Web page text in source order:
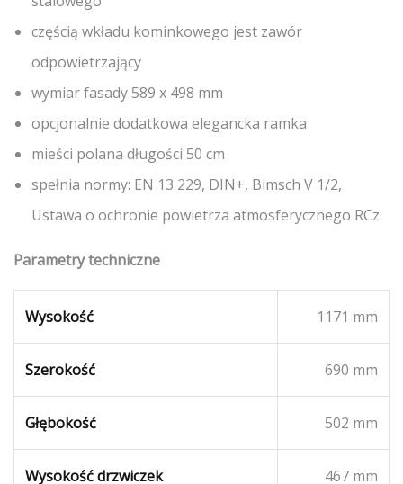
częścią wkładu kominkowego jest zawór
odpowietrzający
wymiar fasady 589 x 498 mm
opcjonalnie dodatkowa elegancka ramka
mieści polana długości 50 cm
spełnia normy: EN 13 229, DIN+, Bimsch V 1/2,
Ustawa o ochronie powietrza atmosferycznego RCz
Parametry techniczne
Wysokość 1171 mm
Szerokość 690 mm
Głębokość 502 mm
Wysokość drzwiczek 467 mm